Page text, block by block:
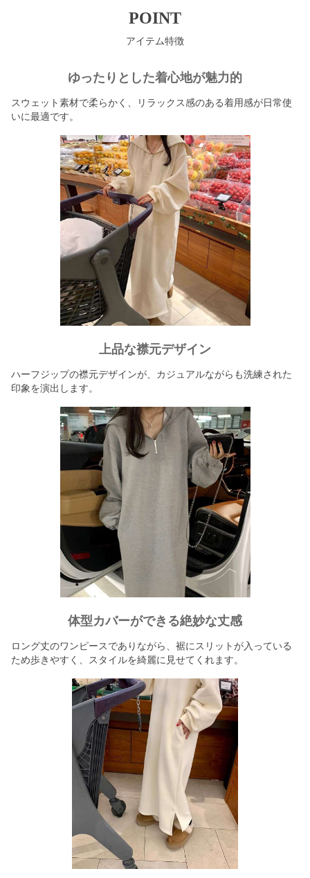
POINT
アイテム特徴
ゆったりとした着心地が魅力的
スウェット素材で柔らかく、リラックス感のある着用感が日常使
いに最適です。
上品な襟元デザイン
ハーフジップの襟元デザインが、カジュアルながらも洗練された
印象を演出します。
体型カバーができる絶妙な丈感
ロング丈のワンピースでありながら、裾にスリットが入っている
ため歩きやすく、スタイルを綺麗に見せてくれます。